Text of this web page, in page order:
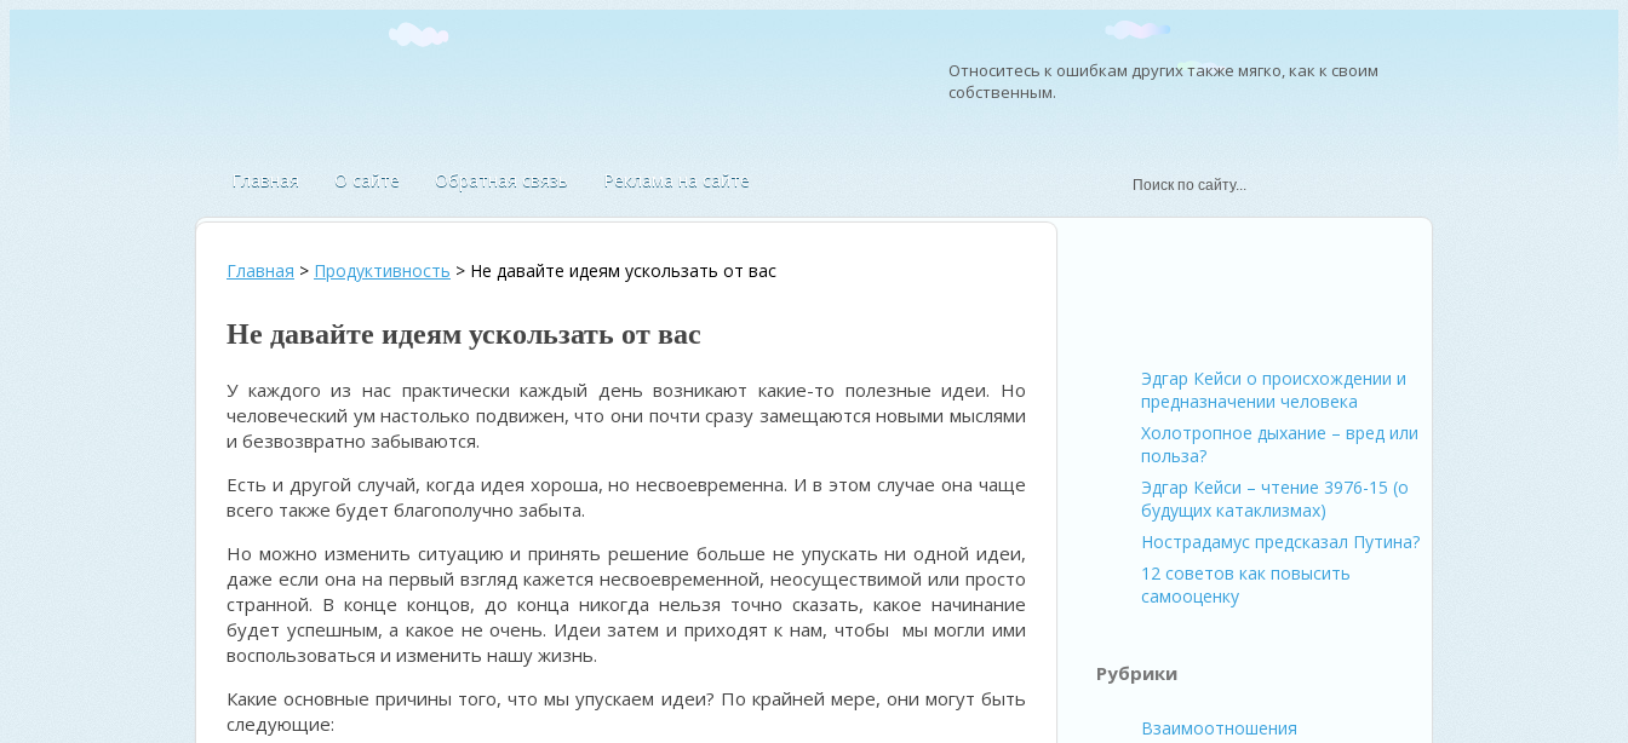
Относитесь к ошибкам других также мягко, как к своим
собственным.
Главная О сайте Обратная связь Реклама на сайте
Главная > Продуктивность > Не давайте идеям ускользать от вас
Не давайте идеям ускользать от вас
У каждого из нас практически каждый день возникают какие-то полезные идеи. Но
человеческий ум настолько подвижен, что они почти сразу замещаются новыми мыслями
и безвозвратно забываются.
Есть и другой случай, когда идея хороша, но несвоевременна. И в этом случае она чаще
всего также будет благополучно забыта.
Но можно изменить ситуацию и принять решение больше не упускать ни одной идеи,
даже если она на первый взгляд кажется несвоевременной, неосуществимой или просто
странной. В конце концов, до конца никогда нельзя точно сказать, какое начинание
будет успешным, а какое не очень. Идеи затем и приходят к нам, чтобы мы могли ими
воспользоваться и изменить нашу жизнь.
Какие основные причины того, что мы упускаем идеи? По крайней мере, они могут быть
следующие:
Эдгар Кейси о происхождении и
предназначении человека
Холотропное дыхание – вред или
польза?
Эдгар Кейси – чтение 3976-15 (о
будущих катаклизмах)
Нострадамус предсказал Путина?
12 советов как повысить
самооценку
Рубрики
Взаимоотношения